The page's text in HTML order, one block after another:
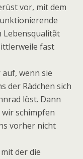
vor, mit dem
Lebensqualitãt
fast
wenn sie
der Rädchen sich
löst. Dann
schimpfen
vorher nicht
der die